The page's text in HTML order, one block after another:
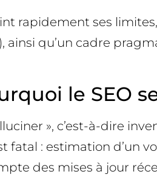
rapidement ses
ainsi qu’un cadre
le SEO
», c’est-à-dire
fatal : estimation d’un
des mises à jour